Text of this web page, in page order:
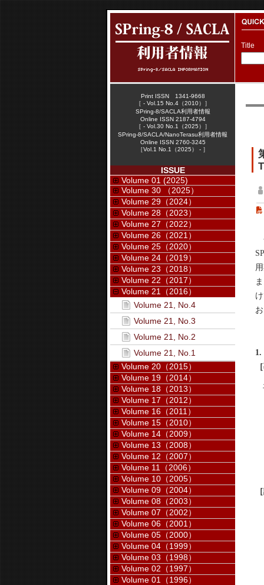
Title
Print ISSN 1341-9668
［ - Vol.15 No.4（2010）］
SPring-8/SACLA利用者情報
Online ISSN 2187-4794
［ - Vol.30 No.1（2025）］
SPring-8/SACLA/NanoTerasu利用者情報
Online ISSN 2760-3245
［Vol.1 No.1（2025） - ］
ISSUE
Volume 01 (2025)
Volume 30 （2025）
Volume 29（2024）
Volume 28（2023）
Volume 27（2022）
Volume 26（2021）
Volume 25（2020）
Volume 24（2019）
Volume 23（2018）
Volume 22（2017）
Volume 21（2016）
Volume 21, No.4
Volume 21, No.3
Volume 21, No.2
Volume 21, No.1
Volume 20（2015）
Volume 19（2014）
Volume 18（2013）
Volume 17（2012）
Volume 16（2011）
Volume 15（2010）
Volume 14（2009）
Volume 13（2008）
Volume 12（2007）
Volume 11（2006）
Volume 10（2005）
Volume 09（2004）
Volume 08（2003）
Volume 07（2002）
Volume 06（2001）
Volume 05（2000）
Volume 04（1999）
Volume 03（1998）
Volume 02（1997）
Volume 01（1996）